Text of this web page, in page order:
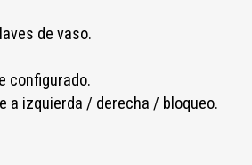
de vaso.
configurado.
a izquierda / derecha / bloqueo.